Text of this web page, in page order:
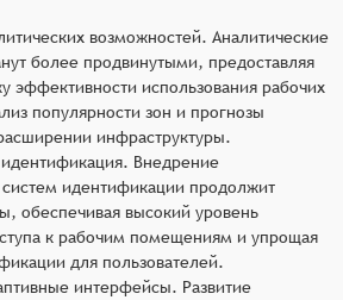
возможностей. Аналитические
более продвинутыми, предоставляя
эффективности использования рабочих
популярности зон и прогнозы
инфраструктуры.
Внедрение
идентификации продолжит
обеспечивая высокий уровень
к рабочим помещениям и упрощая
для пользователей.
интерфейсы. Развитие